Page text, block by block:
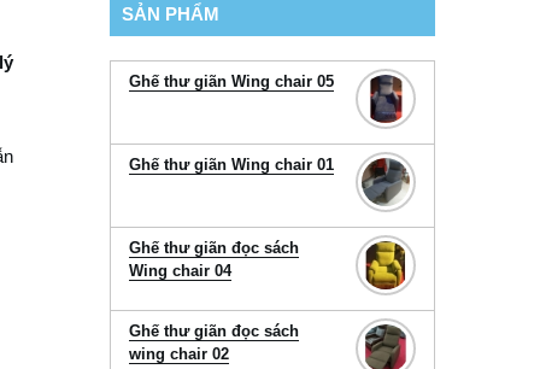
SẢN PHẨM
Ghế thư giãn Wing chair 05
Ghế thư giãn Wing chair 01
Ghế thư giãn đọc sách
Wing chair 04
Ghế thư giãn đọc sách
wing chair 02